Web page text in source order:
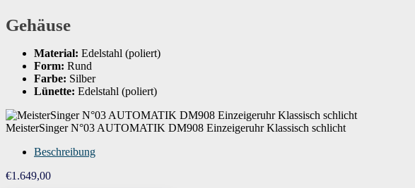
Ausstattung
Gewicht 200 Gramm
Gehäuse
Material: Edelstahl (poliert)
Form: Rund
Farbe: Silber
Lünette: Edelstahl (poliert)
MeisterSinger N°03 AUTOMATIK DM908 Einzeigeruhr Klassisch schlicht
Beschreibung
€1.649,00